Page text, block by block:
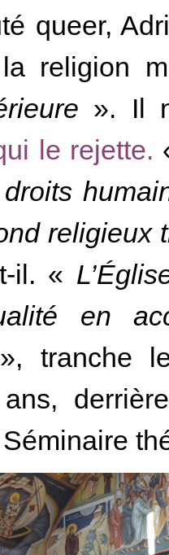
queer,
religion
». Il
le rejette.
religieux
il. «
en
», tranche